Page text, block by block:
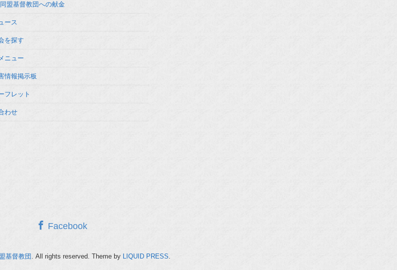
盟基督教団への献金
ース
を探す
ニュー
情報掲示板
フレット
わせ
Facebook
基督教団 . All rights reserved. Theme by LIQUID PRESS